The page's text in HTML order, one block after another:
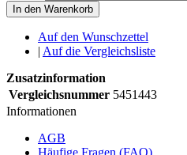
In den Warenkorb
Auf den Wunschzettel
| Auf die Vergleichsliste
Zusatzinformation
Vergleichsnummer 5451443
Informationen
AGB